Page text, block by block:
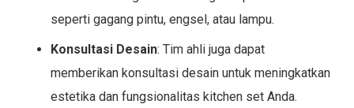
seperti gagang pintu, engsel, atau lampu.
Konsultasi Desain: Tim ahli juga dapat
memberikan konsultasi desain untuk meningkatkan
estetika dan fungsionalitas kitchen set Anda.